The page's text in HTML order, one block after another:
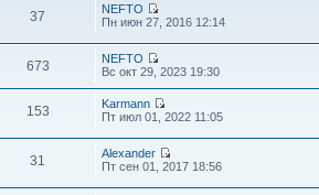
37
NEFTO
Пн июн 27, 2016 12:14
673
NEFTO
Вс окт 29, 2023 19:30
153
Karmann
Пт июл 01, 2022 11:05
31
Alexander
Пт сен 01, 2017 18:56